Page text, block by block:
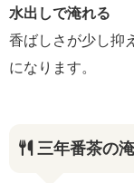
水出しで淹れる
香ばしさが少し抑
になります。
三年番茶の